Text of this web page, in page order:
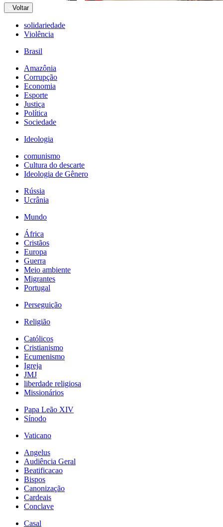
Voltar
solidariedade
Violência
Brasil
Amazônia
Corrupção
Economia
Esporte
Justiça
Política
Sociedade
Ideologia
comunismo
Cultura do descarte
Ideologia de Gênero
Rússia
Ucrânia
Mundo
África
Cristãos
Europa
Guerra
Meio ambiente
Migrantes
Portugal
Perseguição
Religião
Católicos
Cristianismo
Ecumenismo
Igreja
JMJ
liberdade religiosa
Missionários
Papa Leão XIV
Sínodo
Vaticano
Angelus
Audiência Geral
Beatificacao
Bispos
Canonização
Cardeais
Conclave
Casal